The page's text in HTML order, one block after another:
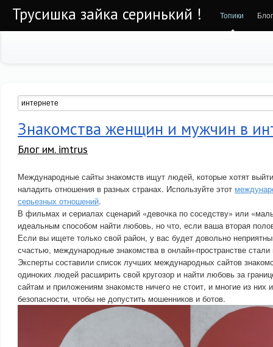
Трусишка зайка серинький ! Топики
Знакомства женщин и мужчин в
Блог им. imtrus
Международные сайты знакомств ищут людей, которые хотят
наладить отношения в разных странах. Используйте этот
серьезных отношений.
В фильмах и сериалах сценарий «девочка по соседству» или
идеальным способом найти любовь, но что, если ваша вторая
Если вы ищете только свой район, у вас будет довольно
счастью, международные знакомства в онлайн-пространстве стали
Эксперты составили список лучших международных сайтов
одиноких людей расширить свой кругозор и найти любовь за
сайтам и приложениям знакомств ничего не стоит, и многие из них
безопасности, чтобы не допустить мошенников и ботов.